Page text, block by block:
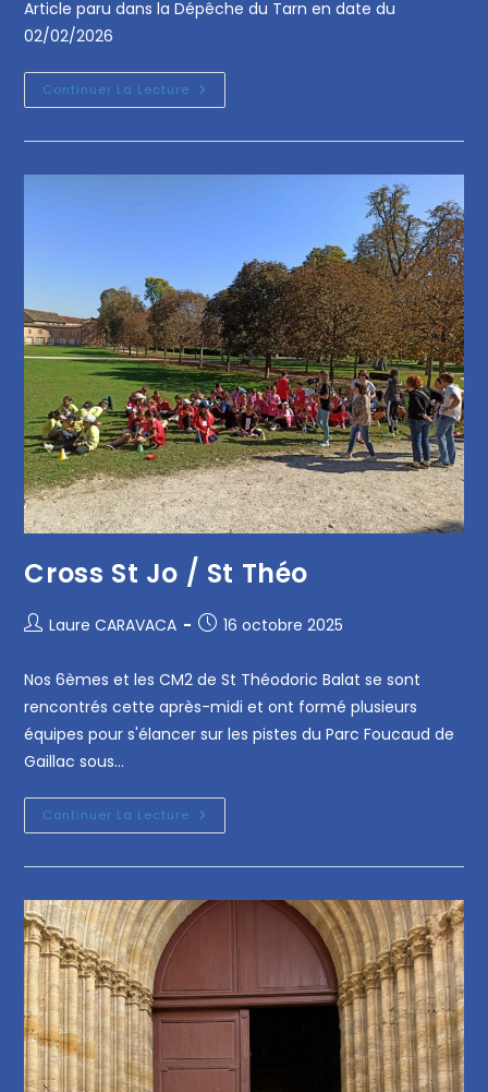
Article paru dans la Dépêche du Tarn en date du
02/02/2026
Continuer La Lecture
Cross St Jo / St Théo
Laure CARAVACA 16 octobre 2025
Nos 6èmes et les CM2 de St Théodoric Balat se sont
rencontrés cette après-midi et ont formé plusieurs
équipes pour s'élancer sur les pistes du Parc Foucaud de
Gaillac sous…
Continuer La Lecture